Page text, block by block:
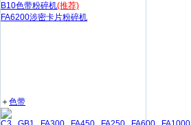
B10色带粉碎机(推荐)
FA6200涉密卡片粉碎机
＋色带